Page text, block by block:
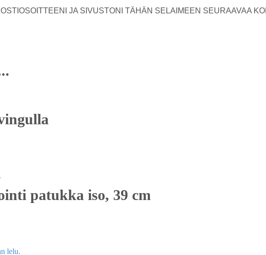
JA SIVUSTONI TÄHÄN SELAIMEEN SEURAAVAA
patukka iso, 39 cm